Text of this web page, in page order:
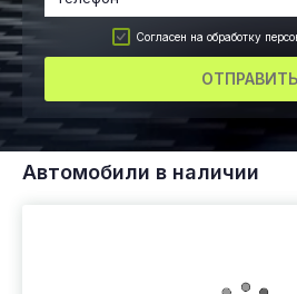
Согласен на обработку
ОТПРАВИТЬ
Автомобили в наличии